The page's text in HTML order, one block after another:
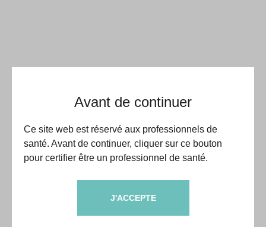
Avant de continuer
Ce site web est réservé aux professionnels de
santé. Avant de continuer, cliquer sur ce bouton
pour certifier être un professionnel de santé.
J'ACCEPTE